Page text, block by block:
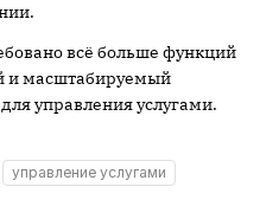
всё больше функций
и масштабируемый
управления услугами.
управление услугами